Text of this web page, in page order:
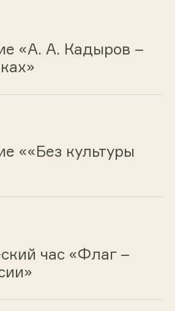
«А. А. Кадыров –
««Без культуры
час «Флаг –